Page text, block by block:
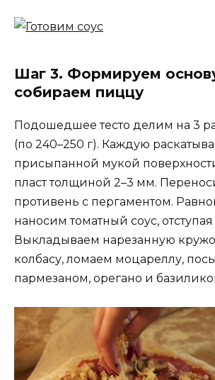
Шаг 3. Формируем
собираем пиццу
Подошедшее тесто делим на 3
(по 240–250 г). Каждую
присыпанной мукой
пласт толщиной 2–3 мм.
противень с пергаментом.
наносим томатный соус, отступая
Выкладываем нарезанную
колбасу, ломаем моцареллу,
пармезаном, орегано и